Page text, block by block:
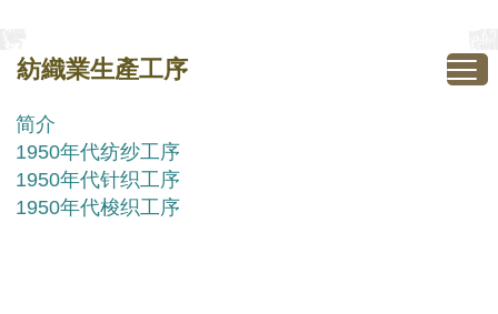
紡織業生產工序
简介
1950年代纺纱工序
1950年代针织工序
1950年代梭织工序